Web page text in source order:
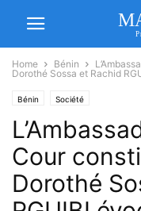
Home Bénin
Dorothé Sossa et Rachid
Bénin Société
Cour
Dorothé